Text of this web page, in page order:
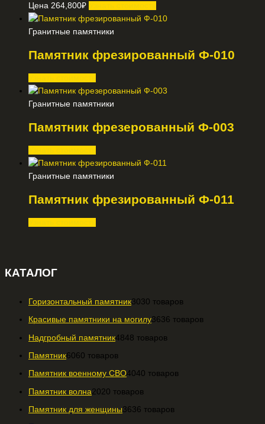
Цена 264,800₽
Гранитные памятники
Памятник фрезированный Ф-010
Гранитные памятники
Памятник фрезерованный Ф-003
Гранитные памятники
Памятник фрезированный Ф-011
КАТАЛОГ
Горизонтальный памятник3030 товаров
Красивые памятники на могилу3636 товаров
Надгробный памятник4848 товаров
Памятник6060 товаров
Памятник военному СВО4040 товаров
Памятник волна2020 товаров
Памятник для женщины3636 товаров